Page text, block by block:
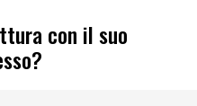
con il suo